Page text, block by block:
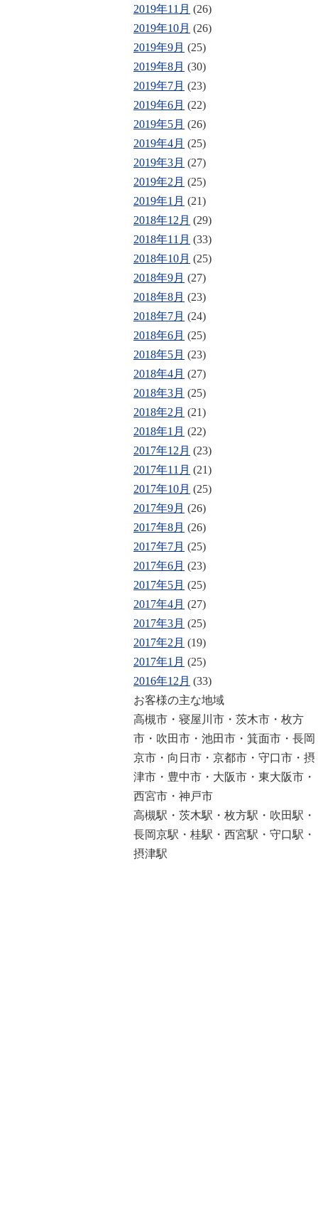
2019年11月 (26)
2019年10月 (26)
2019年9月 (25)
2019年8月 (30)
2019年7月 (23)
2019年6月 (22)
2019年5月 (26)
2019年4月 (25)
2019年3月 (27)
2019年2月 (25)
2019年1月 (21)
2018年12月 (29)
2018年11月 (33)
2018年10月 (25)
2018年9月 (27)
2018年8月 (23)
2018年7月 (24)
2018年6月 (25)
2018年5月 (23)
2018年4月 (27)
2018年3月 (25)
2018年2月 (21)
2018年1月 (22)
2017年12月 (23)
2017年11月 (21)
2017年10月 (25)
2017年9月 (26)
2017年8月 (26)
2017年7月 (25)
2017年6月 (23)
2017年5月 (25)
2017年4月 (27)
2017年3月 (25)
2017年2月 (19)
2017年1月 (25)
2016年12月 (33)
お客様の主な地域
高槻市・寝屋川市・茨木市・枚方
市・吹田市・池田市・箕面市・長岡
京市・向日市・京都市・守口市・摂
津市・豊中市・大阪市・東大阪市・
西宮市・神戸市
高槻駅・茨木駅・枚方駅・吹田駅・
長岡京駅・桂駅・西宮駅・守口駅・
摂津駅